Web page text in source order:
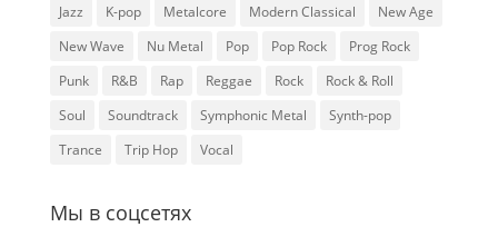
Jazz
K-pop Metalcore Modern Classical
New Age
New Wave
Nu Metal Pop Pop Rock
Prog Rock
Punk
R&B Rap Reggae Rock
Rock & Roll
Soul
Soundtrack Symphonic Metal
Synth-pop
Trance
Trip Hop Vocal
Мы в соцсетях